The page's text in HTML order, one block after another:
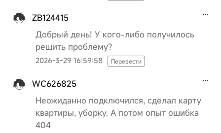
ZB124415
Добрый день! У кого-либо получилось
решить проблему?
2026-3-29 16:59:58 Перевести
WC626825
Неожиданно подключился, сделал карту
квартиры, уборку. А потом опыт ошибка
404